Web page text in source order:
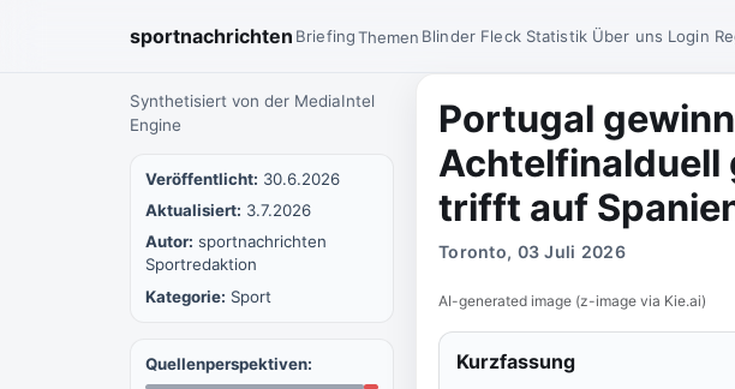
sportnachrichten BriefingThemen Blinder Fleck Statistik Über uns Login
Synthetisiert von der MediaIntel
Engine
Veröffentlicht: 30.6.2026
Aktualisiert: 3.7.2026
Autor: sportnachrichten
Sportredaktion
Kategorie: Sport
Quellenperspektiven:
Portugal
Achtelfinalduell
trifft auf
Toronto, 03 Juli 2026
AI-generated image (z-image via Kie.ai)
Kurzfassung